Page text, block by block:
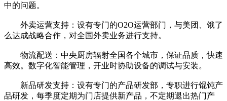
中的问题。
外卖运营支持：设有专门的O2O运营部门，与美团、饿了
么达成战略合作，对全国外卖业务进行支持。
物流配送：中央厨房辐射全国各个城市，保证品质，快速
高效。数字化智能管理，开业时协助设备的调试与安装。
新品研发支持：设有专门的产品研发部，专职进行馄饨产
品研发，每季度定期为门店提供新产品，不定期退出热门产